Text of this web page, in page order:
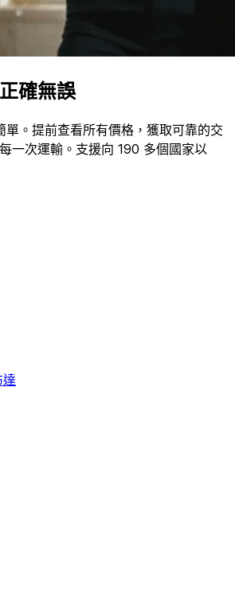
確無誤
單。提前查看所有價格，獲取可靠的交
一次運輸。支援向 190 多個國家以